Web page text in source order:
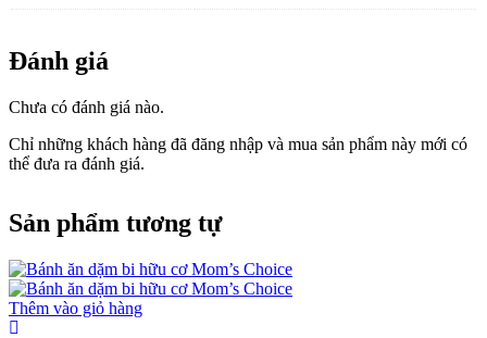
Đánh giá
Chưa có đánh giá nào.
Chỉ những khách hàng đã đăng nhập và mua sản phẩm này mới có
thể đưa ra đánh giá.
Sản phẩm tương tự
Thêm vào giỏ hàng